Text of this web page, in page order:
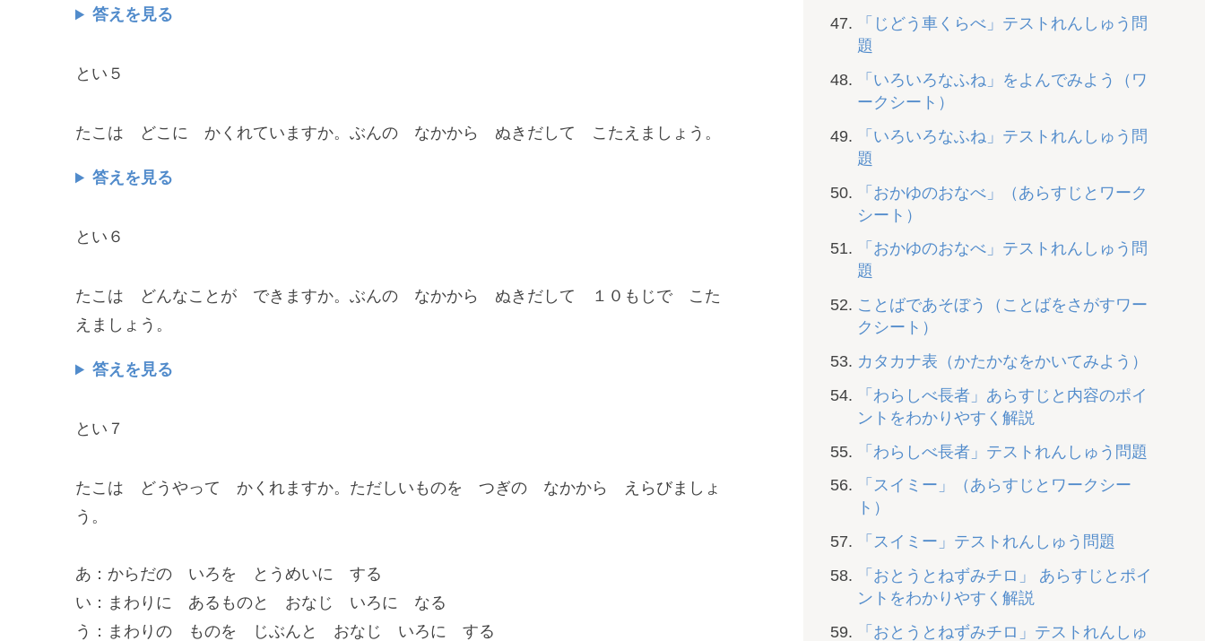
答えを見る
とい５
たこは どこに かくれていますか。ぶんの なかから ぬきだして こたえましょう。
答えを見る
とい６
たこは どんなことが できますか。ぶんの なかから ぬきだして １０もじで こた
えましょう。
答えを見る
とい７
たこは どうやって かくれますか。ただしいものを つぎの なかから えらびましょ
う。
あ：からだの いろを とうめいに する
い：まわりに あるものと おなじ いろに なる
う：まわりの ものを じぶんと おなじ いろに する
「じどう車くらべ」テストれんしゅう問
題
「いろいろなふね」をよんでみよう（ワ
ークシート）
「いろいろなふね」テストれんしゅう問
題
「おかゆのおなべ」（あらすじとワーク
シート）
「おかゆのおなべ」テストれんしゅう問
題
ことばであそぼう（ことばをさがすワー
クシート）
カタカナ表（かたかなをかいてみよう）
「わらしべ長者」あらすじと内容のポイ
ントをわかりやすく解説
「わらしべ長者」テストれんしゅう問題
「スイミー」（あらすじとワークシー
ト）
「スイミー」テストれんしゅう問題
「おとうとねずみチロ」 あらすじとポイ
ントをわかりやすく解説
「おとうとねずみチロ」テストれんしゅ